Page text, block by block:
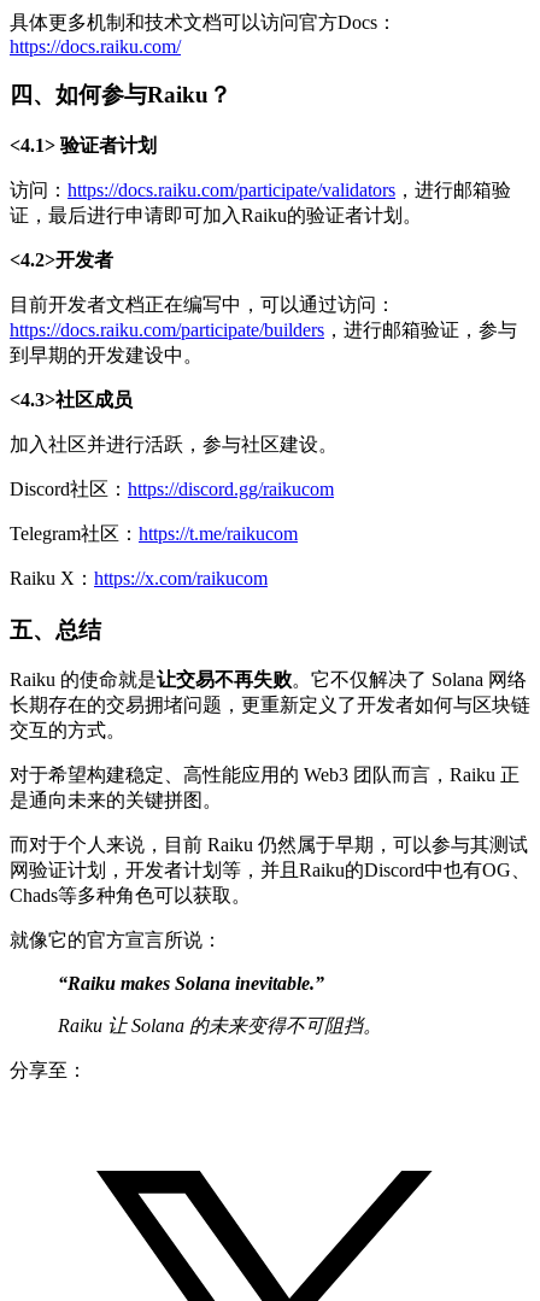
具体更多机制和技术文档可以访问官方Docs：
https://docs.raiku.com/
四、如何参与Raiku？
<4.1> 验证者计划
访问： https://docs.raiku.com/participate/validators ，进行邮箱验
证，最后进行申请即可加入Raiku的验证者计划。
<4.2>开发者
目前开发者文档正在编写中，可以通过访问：
https://docs.raiku.com/participate/builders ，进行邮箱验证，参与
到早期的开发建设中。
<4.3>社区成员
加入社区并进行活跃，参与社区建设。
Discord社区： https://discord.gg/raikucom
Telegram社区： https://t.me/raikucom
Raiku X： https://x.com/raikucom
五、总结
Raiku 的使命就是让交易不再失败。它不仅解决了 Solana 网络
长期存在的交易拥堵问题，更重新定义了开发者如何与区块链
交互的方式。
对于希望构建稳定、高性能应用的 Web3 团队而言，Raiku 正
是通向未来的关键拼图。
而对于个人来说，目前 Raiku 仍然属于早期，可以参与其测试
网验证计划，开发者计划等，并且Raiku的Discord中也有OG、
Chads等多种角色可以获取。
就像它的官方宣言所说：
“Raiku makes Solana inevitable.”
Raiku 让 Solana 的未来变得不可阻挡。
分享至：